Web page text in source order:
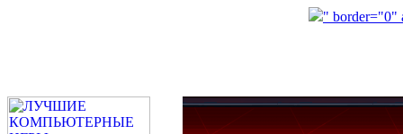
" border="0"